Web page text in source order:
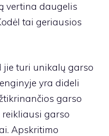
vertina daugelis
tai geriausios
jie turi unikalų garso
yra dideli
garso
garso
Apskritimo